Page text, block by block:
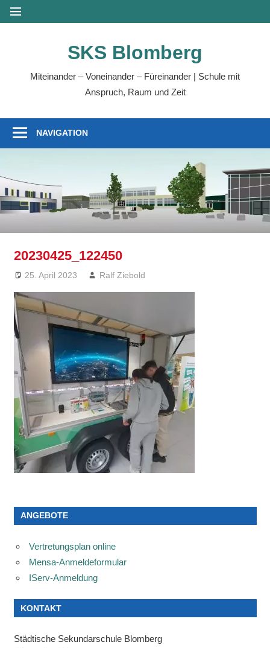
Zum
Inhalt
MENÜ
SKS Blomberg
Miteinander – Voneinander – Füreinander | Schule mit
Anspruch, Raum und Zeit
NAVIGATION
20230425_122450
25. April 2023 Ralf Ziebold
ANGEBOTE
Vertretungsplan online
Mensa-Anmeldeformular
IServ-Anmeldung
KONTAKT
Städtische Sekundarschule Blomberg